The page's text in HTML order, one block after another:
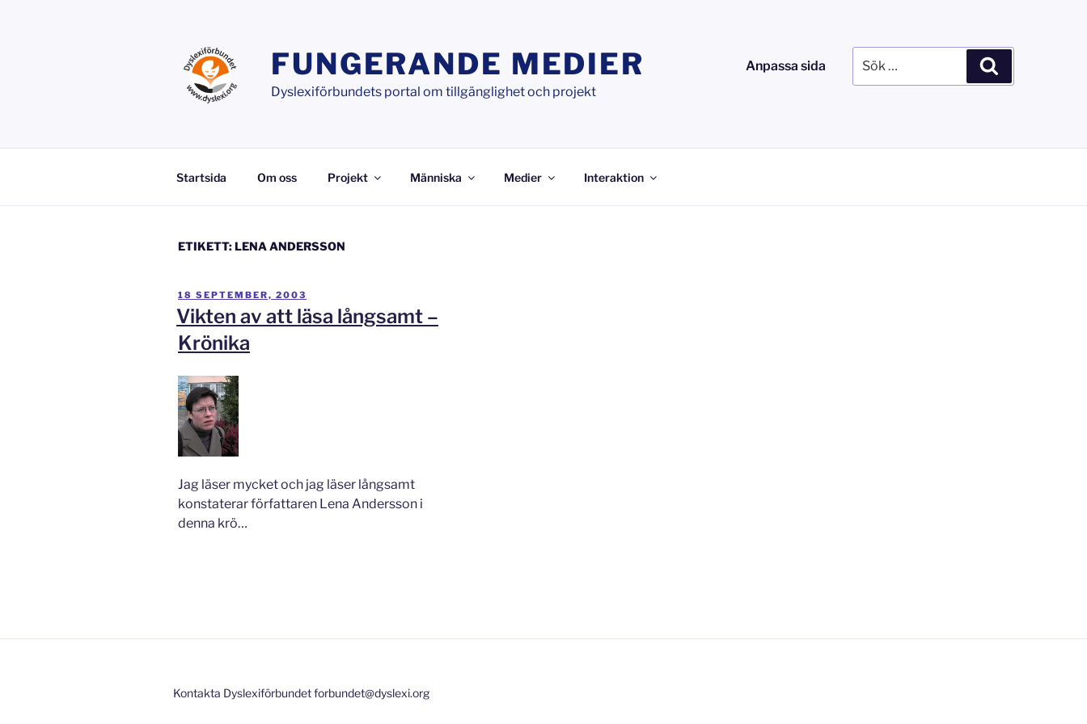
FUNGERANDE MEDIER
Dyslexiförbundets portal om tillgänglighet och projekt
Anpassa sida
efter:
Startsida Om oss Projekt Människa Medier Interaktion
ETIKETT:LENA ANDERSSON
PUBLICERAT
18 SEPTEMBER, 2003
Vikten av att läsa långsamt –
Krönika
Jag läser mycket och jag läser långsamt
konstaterar författaren Lena Andersson i
denna krö…
Kontakta Dyslexiförbundet forbundet@dyslexi.org